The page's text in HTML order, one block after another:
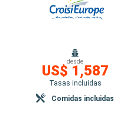
desde
US$ 1,587
Tasas incluidas
Comidas incluidas